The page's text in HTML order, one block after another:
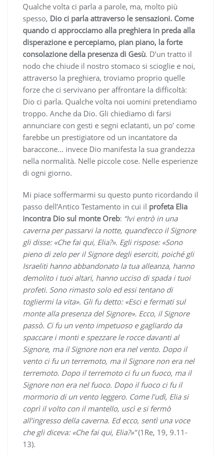
Qualche volta ci parla a parole, ma, molto più
spesso, Dio ci parla attraverso le sensazioni. Come
quando ci approcciamo alla preghiera in preda alla
disperazione e percepiamo, pian piano, la forte
consolazione della presenza di Gesù. D’un tratto il
nodo che chiude il nostro stomaco si scioglie e noi,
attraverso la preghiera, troviamo proprio quelle
forze che ci servivano per affrontare la difficoltà:
Dio ci parla. Qualche volta noi uomini pretendiamo
troppo. Anche da Dio. Gli chiediamo di farsi
annunciare con gesti e segni eclatanti, un po’ come
farebbe un prestigiatore od un incantatore da
baraccone… invece Dio manifesta la sua grandezza
nella normalità. Nelle piccole cose. Nelle esperienze
di ogni giorno.
Mi piace soffermarmi su questo punto ricordando il
passo dell’Antico Testamento in cui il profeta Elia
incontra Dio sul monte Oreb: “Ivi entrò in una
caverna per passarvi la notte, quand’ecco il Signore
gli disse: «Che fai qui, Elia?». Egli rispose: «Sono
pieno di zelo per il Signore degli eserciti, poiché gli
Israeliti hanno abbandonato la tua alleanza, hanno
demolito i tuoi altari, hanno ucciso di spada i tuoi
profeti. Sono rimasto solo ed essi tentano di
togliermi la vita». Gli fu detto: «Esci e fermati sul
monte alla presenza del Signore». Ecco, il Signore
passò. Ci fu un vento impetuoso e gagliardo da
spaccare i monti e spezzare le rocce davanti al
Signore, ma il Signore non era nel vento. Dopo il
vento ci fu un terremoto, ma il Signore non era nel
terremoto. Dopo il terremoto ci fu un fuoco, ma il
Signore non era nel fuoco. Dopo il fuoco ci fu il
mormorio di un vento leggero. Come l’udì, Elia si
coprì il volto con il mantello, uscì e si fermò
all’ingresso della caverna. Ed ecco, sentì una voce
che gli diceva: «Che fai qui, Elia?»”(1Re, 19, 9.11-
13).